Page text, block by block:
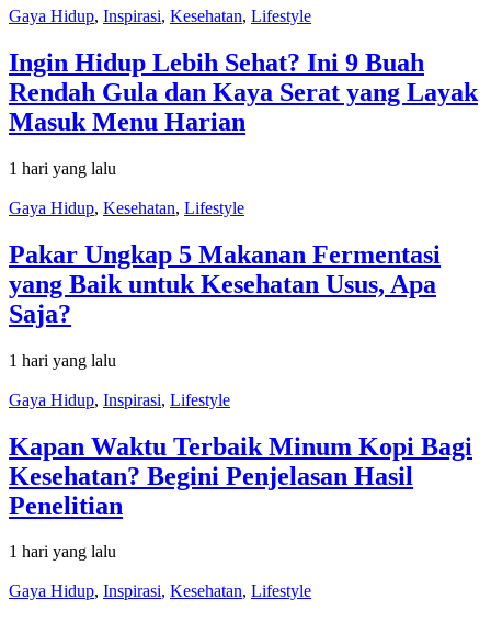
Gaya Hidup, Inspirasi, Kesehatan, Lifestyle
Ingin Hidup Lebih Sehat? Ini 9 Buah
Rendah Gula dan Kaya Serat yang Layak
Masuk Menu Harian
1 hari yang lalu
Gaya Hidup, Kesehatan, Lifestyle
Pakar Ungkap 5 Makanan Fermentasi
yang Baik untuk Kesehatan Usus, Apa
Saja?
1 hari yang lalu
Gaya Hidup, Inspirasi, Lifestyle
Kapan Waktu Terbaik Minum Kopi Bagi
Kesehatan? Begini Penjelasan Hasil
Penelitian
1 hari yang lalu
Gaya Hidup, Inspirasi, Kesehatan, Lifestyle